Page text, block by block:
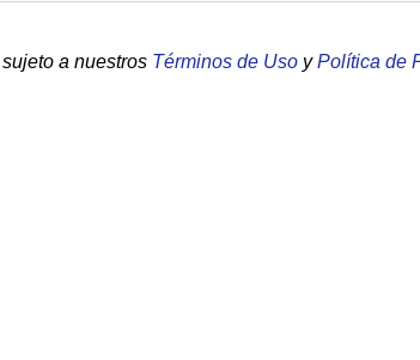
a nuestros Términos de Uso yPolítica de